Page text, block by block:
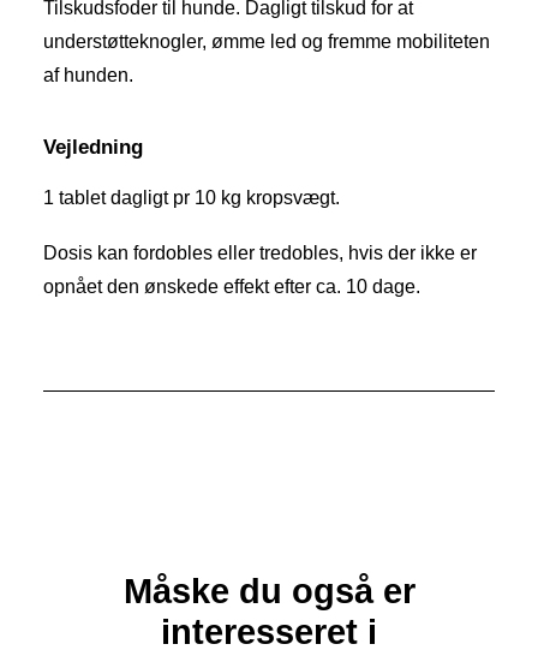
Tilskudsfoder til hunde. Dagligt tilskud for at
understøtteknogler, ømme led og fremme mobiliteten
af hunden.
Vejledning
1 tablet dagligt pr 10 kg kropsvægt.
Dosis kan fordobles eller tredobles, hvis der ikke er
opnået den ønskede effekt efter ca. 10 dage.
Måske du også er
interesseret i